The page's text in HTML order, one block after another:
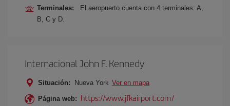
Terminales:
El aeropuerto cuenta con 4 terminales: A,
B, C y D.
Internacional John F. Kennedy
Situación: Nueva York Ver en mapa
Página web: https://www.jfkairport.com/